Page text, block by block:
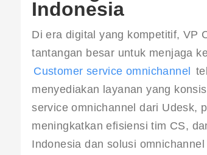
Indonesia
Di era digital yang kompetitif, VP
tantangan besar untuk menjaga
Customer service omnichannel
menyediakan layanan yang
service omnichannel dari Udesk,
meningkatkan efisiensi tim CS,
Indonesia dan solusi